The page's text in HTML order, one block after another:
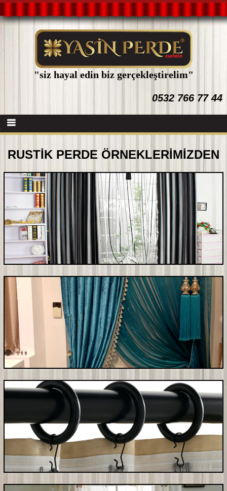
"siz hayal edin biz gerçekleştirelim"
0532 766 77 44
Hakkımızda
Hizmetlerimiz
Refaranslar
Galeri
İletişim
RUSTİK PERDE ÖRNEKLERİMİZDEN